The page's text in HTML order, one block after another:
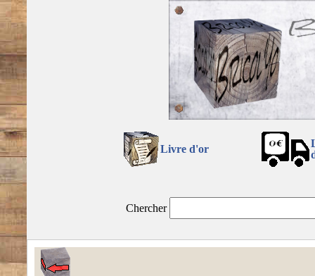
Livre d'or
Chercher